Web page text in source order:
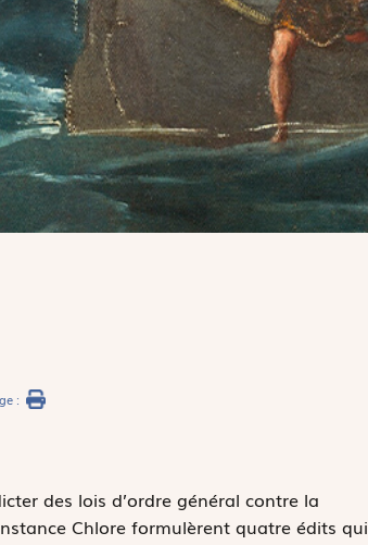
:
des lois d’ordre général contre la
Chlore formulèrent quatre édits qui